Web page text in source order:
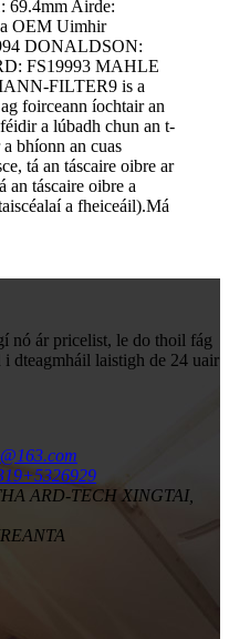
69.4mm Airde:
OEM Uimhir
DONALDSON:
FS19993 MAHLE
FILTER9 is a
foirceann íochtair an
a lúbadh chun an t-
bhíonn an cuas
tá an táscaire oibre ar
an táscaire oibre a
a fheiceáil).Má
nó ár pricelist, le do thoil fág
dteagmháil laistigh de 24 uair
ARD-TECH XINGTAI,